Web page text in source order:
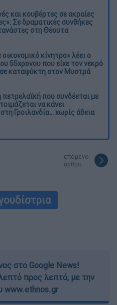
και κουβέρτες σε ακραίες
Σε δραματικές συνθήκες
στη Θέουτα
κίνητρο» λέει ο
55χρονου που είχε τον νεκρό
καταψύκτη στον Μυστρά
πετρελαϊκή που συνδέεται με
να κάνει
Γροιλανδία... χωρίς άδεια
επόμενο
άρθρο
στο Google News!
προς λεπτό, με την
www.ethnos.gr